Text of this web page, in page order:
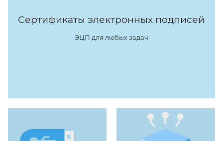
Сертификаты электронных подписей
ЭЦП для любых задач